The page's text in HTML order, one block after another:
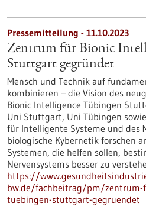
Pressemitteilung - 11.10.2023
Zentrum für Bionic
Stuttgart gegründet
Mensch und Technik auf
kombinieren – die Vision des
Bionic Intelligence Tübingen
Uni Stuttgart, Uni Tübingen
für Intelligente Systeme und des
biologische Kybernetik forschen
Systemen, die helfen sollen,
Nervensystems besser zu
https://
bw.de/fachbeitrag/pm/zentrum-
tuebingen-stuttgart-gegruendet